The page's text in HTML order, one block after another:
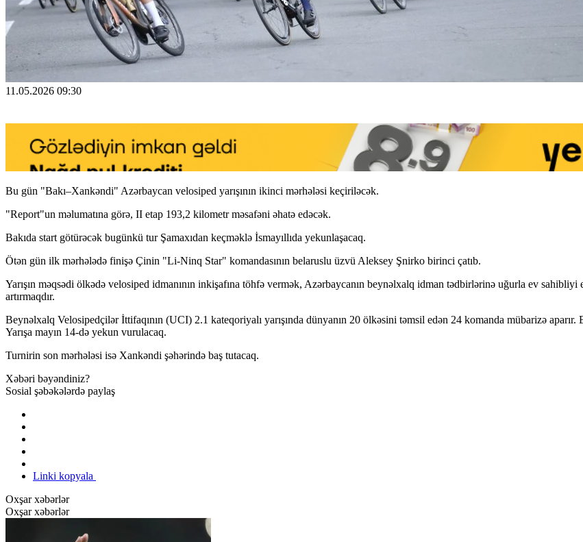
11.05.2026 09:30
Bu gün "Bakı–Xankəndi" Azərbaycan velosiped yarışının ikinci mərhələsi keçiriləcək.
"Report"un məlumatına görə, II etap 193,2 kilometr məsafəni əhatə edəcək.
Bakıda start götürəcək bugünkü tur Şamaxıdan keçməklə İsmayıllıda yekunlaşacaq.
Ötən gün ilk mərhələdə finişə Çinin "Li-Ninq Star" komandasının belaruslu üzvü Aleksey Şnirko birinci çatıb.
Yarışın məqsədi ölkədə velosiped idmanının inkişafına töhfə vermək, Azərbaycanın beynəlxalq idman tədbirlərinə uğurla ev
artırmaqdır.
Beynəlxalq Velosipedçilər İttifaqının (UCI) 2.1 kateqoriyalı yarışında dünyanın 20 ölkəsini təmsil edən 24 komanda mübarizə
Yarışa mayın 14-də yekun vurulacaq.
Turnirin son mərhələsi isə Xankəndi şəhərində baş tutacaq.
Xəbəri bəyəndiniz?
Sosial şəbəkələrdə paylaş
Linki kopyala
Oxşar xəbərlər
Oxşar xəbərlər